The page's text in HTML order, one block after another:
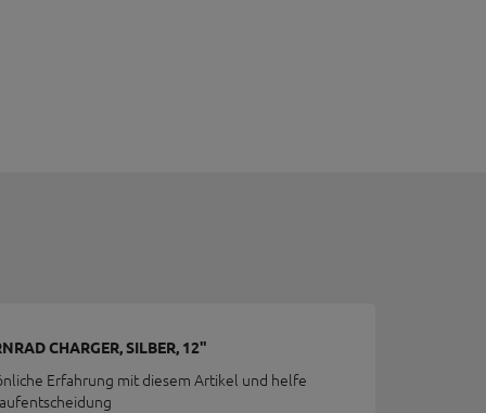
CHARGER, SILBER, 12"
Erfahrung mit diesem Artikel und helfe